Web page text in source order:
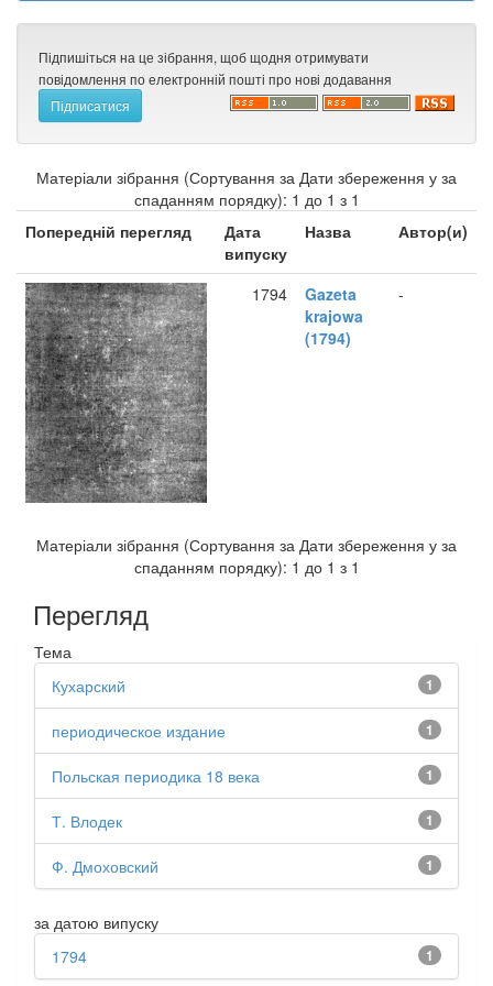
Підпишіться на це зібрання, щоб щодня отримувати
повідомлення по електронній пошті про нові додавання
Матеріали зібрання (Сортування за Дати збереження у за
спаданням порядку): 1 до 1 з 1
Попередній перегляд
Дата
випуску
Назва Автор(и)
1794
Gazeta
krajowa
(1794)
-
Матеріали зібрання (Сортування за Дати збереження у за
спаданням порядку): 1 до 1 з 1
Перегляд
Тема
1
Кухарский
1
периодическое издание
1
Польская периодика 18 века
1
Т. Влодек
1
Ф. Дмоховский
за датою випуску
1
1794